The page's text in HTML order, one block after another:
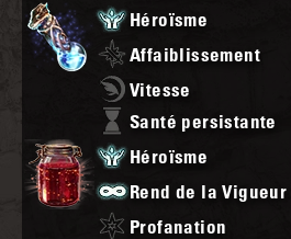
Héroïsme
Affaiblissement
Vitesse
Santé persistante
Héroïsme
Rend de la Vigueur
Profanation